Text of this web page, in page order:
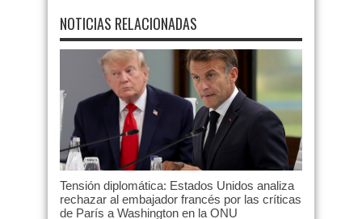
NOTICIAS RELACIONADAS
Tensión diplomática: Estados Unidos analiza
rechazar al embajador francés por las críticas
de París a Washington en la ONU